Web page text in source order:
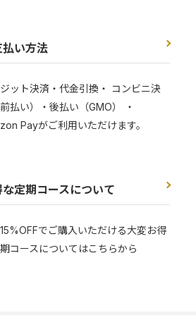
払い方法
ット決済・代金引換・ コンビニ決
払い）・後払い（GMO） ・
Payがご利用いただけます。
な定期コースについて
でご購入いただける大変お得
コースについてはこちらから